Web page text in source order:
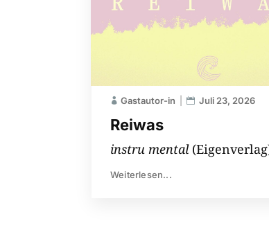
Reiwas
Gastautor-in Juli 23, 2026
instru mental
Weiterlesen...